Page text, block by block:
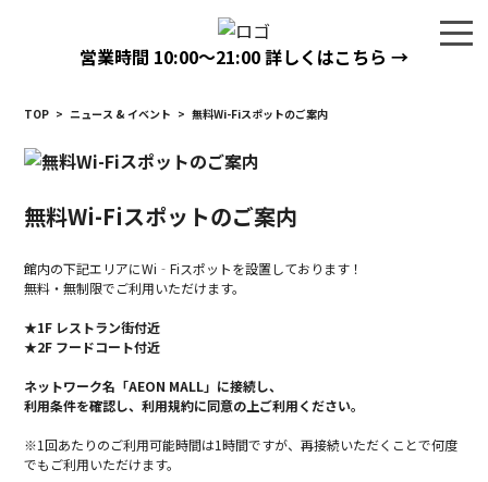
営業時間 10:00〜21:00詳しくはこちら →
TOP > ニュース & イベント > 無料Wi-Fiスポットのご案内
無料Wi-Fiスポットのご案内
館内の下記エリアにWi‐Fiスポットを設置しております！
無料・無制限でご利用いただけます。
★1F レストラン街付近
★2F フードコート付近
ネットワーク名「AEON MALL」に接続し、
利用条件を確認し、利用規約に同意の上ご利用ください。
※1回あたりのご利用可能時間は1時間ですが、再接続いただくことで何度
でもご利用いただけます。